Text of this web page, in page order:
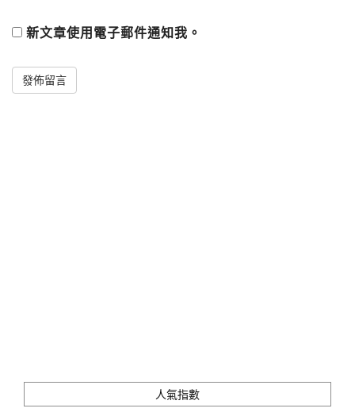
新文章使用電子郵件通知我。
人氣指數